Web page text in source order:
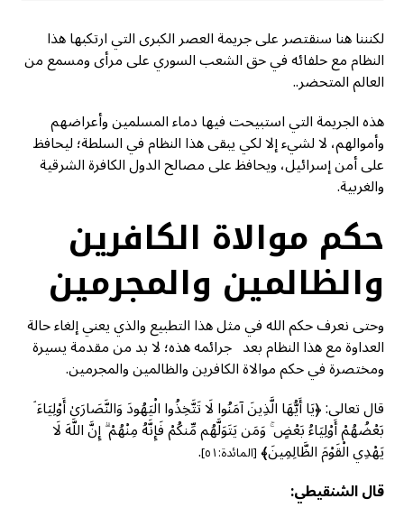
لكنننا هنا سنقتصر على جريمة العصر الكبرى التي ارتكبها هذا
النظام مع حلفائه في حق الشعب السوري على مرأى ومسمع من
العالم المتحضر..
هذه الجريمة التي استبيحت فيها دماء المسلمين وأعراضهم
وأموالهم، لا لشيء إلا لكي يبقى هذا النظام في السلطة؛ ليحافظ
على أمن إسرائيل، ويحافظ على مصالح الدول الكافرة الشرقية
والغربية.
حكم موالاة الكافرين
والظالمين والمجرمين
وحتى نعرف حكم الله في مثل هذا التطبيع والذي يعني إلغاء حالة
العداوة مع هذا النظام بعد جرائمه هذه؛ لا بد من مقدمة يسيرة
ومختصرة في حكم موالاة الكافرين والظالمين والمجرمين.
قال تعالى: ﴿يَا أَيُّهَا الَّذِينَ آمَنُوا لَا تَتَّخِذُوا الْيَهُودَ وَالنَّصَارَىٰ أَوْلِيَاءَ ۘ
بَعْضُهُمْ أَوْلِيَاءُ بَعْضٍ ۚ وَمَن يَتَوَلَّهُم مِّنكُمْ فَإِنَّهُ مِنْهُمْ ۗ إِنَّ اللَّهَ لَا
يَهْدِي الْقَوْمَ الظَّالِمِينَ﴾[المائدة:٥١]
.
قال الشنقيطي: